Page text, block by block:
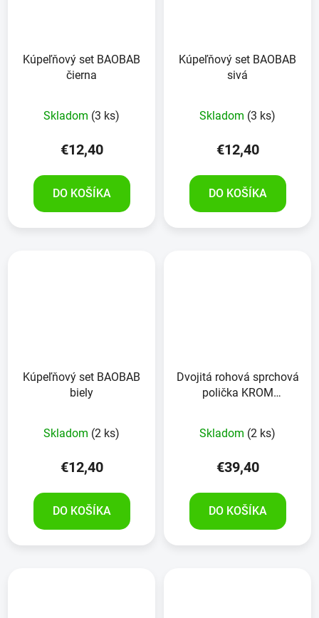
Kúpeľňový set BAOBAB
čierna
Skladom (3 ks)
€12,40
DO KOŠÍKA
Kúpeľňový set BAOBAB
sivá
Skladom (3 ks)
€12,40
DO KOŠÍKA
Kúpeľňový set BAOBAB
biely
Skladom (2 ks)
€12,40
DO KOŠÍKA
Dvojitá rohová sprchová
polička KROM
Skladom (2 ks)
€39,40
DO KOŠÍKA